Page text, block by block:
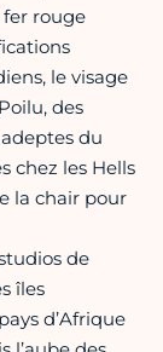
rouge
le visage
des
du
chez les Hells
la chair pour
de
îles
d’Afrique